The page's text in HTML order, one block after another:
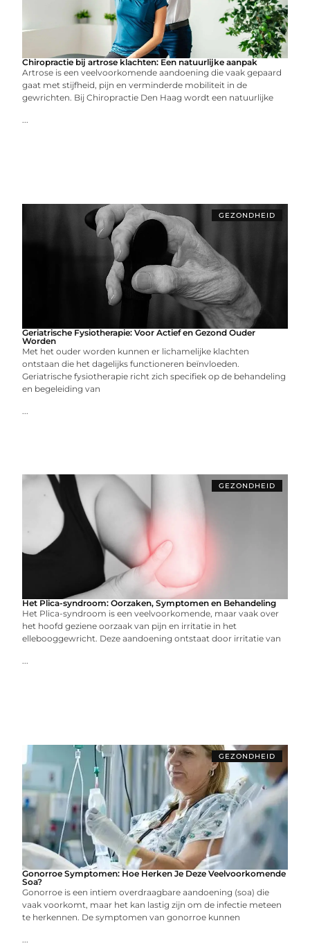
Chiropractie bij artrose klachten: Een natuurlijke aanpak
Artrose is een veelvoorkomende aandoening die vaak gepaard
gaat met stijfheid, pijn en verminderde mobiliteit in de
gewrichten. Bij Chiropractie Den Haag wordt een natuurlijke
...
GEZONDHEID
Geriatrische Fysiotherapie: Voor Actief en Gezond Ouder
Worden
Met het ouder worden kunnen er lichamelijke klachten
ontstaan die het dagelijks functioneren beïnvloeden.
Geriatrische fysiotherapie richt zich specifiek op de behandeling
en begeleiding van
...
GEZONDHEID
Het Plica-syndroom: Oorzaken, Symptomen en Behandeling
Het Plica-syndroom is een veelvoorkomende, maar vaak over
het hoofd geziene oorzaak van pijn en irritatie in het
ellebooggewricht. Deze aandoening ontstaat door irritatie van
...
GEZONDHEID
Gonorroe Symptomen: Hoe Herken Je Deze Veelvoorkomende
Soa?
Gonorroe is een intiem overdraagbare aandoening (soa) die
vaak voorkomt, maar het kan lastig zijn om de infectie meteen
te herkennen. De symptomen van gonorroe kunnen
...